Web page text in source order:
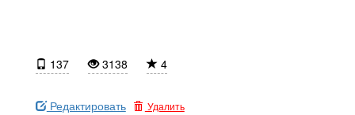
137 3138 4
Редактировать Удалить